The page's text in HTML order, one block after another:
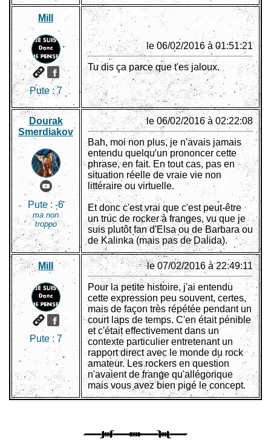
Mill
Pute :7
le 06/02/2016 à 01:51:21
Tu dis ça parce que t'es jaloux.
Dourak
Smerdiakov
Pute :-6
ma non
troppo
le 06/02/2016 à 02:22:08
Bah, moi non plus, je n'avais jamais
entendu quelqu'un prononcer cette
phrase, en fait. En tout cas, pas en
situation réelle de vraie vie non
littéraire ou virtuelle.
Et donc c'est vrai que c'est peut-être
un truc de rocker à franges, vu que je
suis plutôt fan d'Elsa ou de Barbara ou
de Kalinka (mais pas de Dalida).
Mill
Pute : 7
le 07/02/2016 à 22:49:11
Pour la petite histoire, j'ai entendu
cette expression peu souvent, certes,
mais de façon très répétée pendant un
court laps de temps. C'en était pénible
et c'était effectivement dans un
contexte particulier entretenant un
rapport direct avec le monde du rock
amateur. Les rockers en question
n'avaient de frange qu'allégorique
mais vous avez bien pigé le concept.